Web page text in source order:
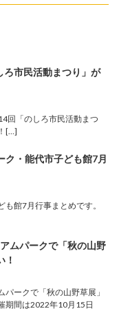
ろ市民活動まつり」が
回「のしろ市民活動まつ
[…]
ク・能代市子ども館7月
館7月行事まとめです。
ムパークで「秋の山野
！
ークで「秋の山野草展」
期間は2022年10月15日